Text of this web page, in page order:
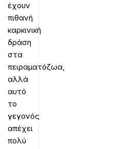
έχουν
πιθανή
καρκινική
δράση
στα
πειραματόζωα,
αλλά
αυτό
το
γεγονός
απέχει
πολύ